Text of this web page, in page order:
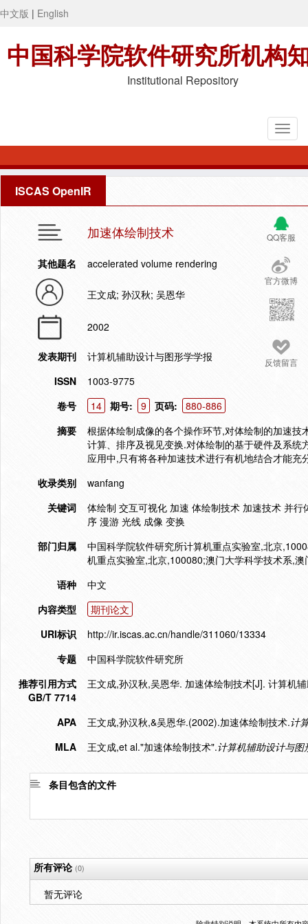
中文版 | English
中国科学院软件研究所机构
Institutional Repository
ISCAS OpenIR
QQ客服
官方微博
反馈留言
加速体绘制技术
其他题名 accelerated volume rendering
王文成; 孙汉秋; 吴恩华
2002
发表期刊
计算机辅助设计与图形学学报
ISSN
1003-9775
卷号
14 期号: 9 页码:
880-886
摘要
根据体绘制成像的各个操作环节,对体绘制的加速
计算、排序及视见变换.对体绘制的基于硬件及系
应用中,只有将各种加速技术进行有机地结合才能充
收录类别
wanfang
关键词
体绘制 交互可视化 加速 体绘制技术 加速技术 并
序 漫游 光线 成像 变换
部门归属
中国科学院软件研究所计算机重点实验室,北京
机重点实验室,北京,100080;澳门大学科学技术系,澳
语种
中文
内容类型
期刊论文
URI标识
http://ir.iscas.ac.cn/handle/311060/13334
专题
中国科学院软件研究所
推荐引用方式
GB/T 7714
王文成,孙汉秋,吴恩华. 加速体绘制技术[J]. 计算机
APA 王文成,孙汉秋,&吴恩华.(2002).加速体绘制技术.计
MLA
王文成,et al."加速体绘制技术".计算机辅助设计与图
条目包含的文件
所有评论(0)
暂无评论